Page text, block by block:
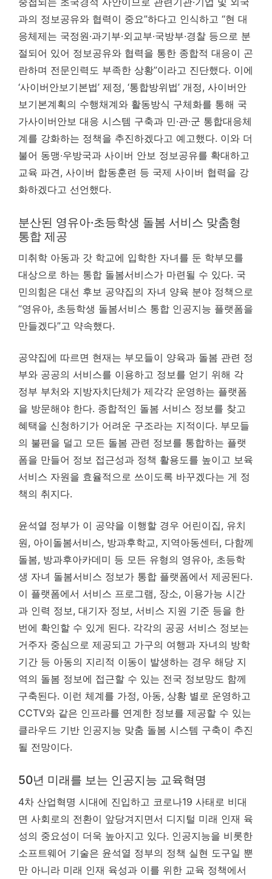
과의 정보공유와 협력이 중요”하다고 인식하고 “현 대
응체제는 국정원·과기부·외교부·국방부·경찰 등으로 분
절되어 있어 정보공유와 협력을 통한 종합적 대응이 곤
란하며 전문인력도 부족한 상황”이라고 진단했다. 이에
‘사이버안보기본법’ 제정, ‘통합방위법’ 개정, 사이버안
보기본계획의 수행채계와 활동방식 구체화를 통해 국
가사이버안보 대응 시스템 구축과 민·관·군 통합대응체
계를 강화하는 정책을 추진하겠다고 예고했다. 이와 더
불어 동맹·우방국과 사이버 안보 정보공유를 확대하고
교육 파견, 사이버 합동훈련 등 국제 사이버 협력을 강
화하겠다고 선언했다.
분산된 영유아·초등학생 돌봄 서비스 맞춤형
통합 제공
미취학 아동과 갓 학교에 입학한 자녀를 둔 학부모를
대상으로 하는 통합 돌봄서비스가 마련될 수 있다. 국
민의힘은 대선 후보 공약집의 자녀 양육 분야 정책으로
“영유아, 초등학생 돌봄서비스 통합 인공지능 플랫폼을
만들겠다”고 약속했다.
공약집에 따르면 현재는 부모들이 양육과 돌봄 관련 정
부와 공공의 서비스를 이용하고 정보를 얻기 위해 각
정부 부처와 지방자치단체가 제각각 운영하는 플랫폼
을 방문해야 한다. 종합적인 돌봄 서비스 정보를 찾고
혜택을 신청하기가 어려운 구조라는 지적이다. 부모들
의 불편을 덜고 모든 돌봄 관련 정보를 통합하는 플랫
폼을 만들어 정보 접근성과 정책 활용도를 높이고 보육
서비스 자원을 효율적으로 쓰이도록 바꾸겠다는 게 정
책의 취지다.
윤석열 정부가 이 공약을 이행할 경우 어린이집, 유치
원, 아이돌봄서비스, 방과후학교, 지역아동센터, 다함께
돌봄, 방과후아카데미 등 모든 유형의 영유아, 초등학
생 자녀 돌봄서비스 정보가 통합 플랫폼에서 제공된다.
이 플랫폼에서 서비스 프로그램, 장소, 이용가능 시간
과 인력 정보, 대기자 정보, 서비스 지원 기준 등을 한
번에 확인할 수 있게 된다. 각각의 공공 서비스 정보는
거주자 중심으로 제공되고 가구의 여행과 자녀의 방학
기간 등 아동의 지리적 이동이 발생하는 경우 해당 지
역의 돌봄 정보에 접근할 수 있는 전국 정보망도 함께
구축된다. 이런 체계를 가정, 아동, 상황 별로 운영하고
CCTV와 같은 인프라를 연계한 정보를 제공할 수 있는
클라우드 기반 인공지능 맞춤 돌봄 시스템 구축이 추진
될 전망이다.
50년 미래를 보는 인공지능 교육혁명
4차 산업혁명 시대에 진입하고 코로나19 사태로 비대
면 사회로의 전환이 앞당겨지면서 디지털 미래 인재 육
성의 중요성이 더욱 높아지고 있다. 인공지능을 비롯한
소프트웨어 기술은 윤석열 정부의 정책 실현 도구일 뿐
만 아니라 미래 인재 육성과 이를 위한 교육 정책에서